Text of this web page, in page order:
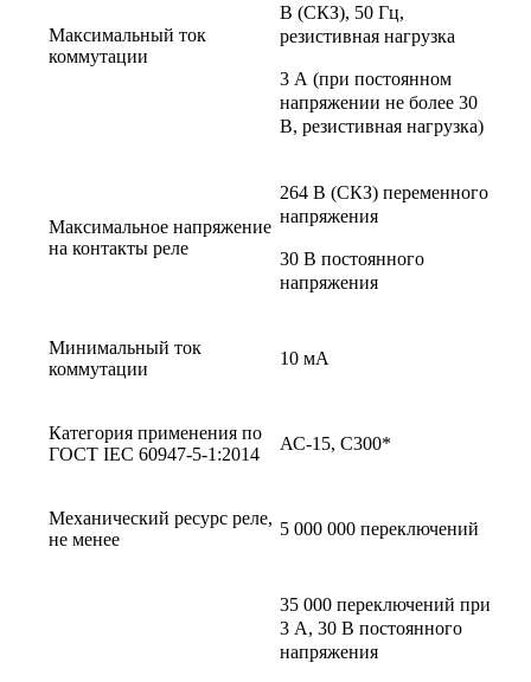
Максимальный ток
коммутации
В (СКЗ), 50 Гц,
резистивная нагрузка
3 А (при постоянном
напряжении не более 30
В, резистивная нагрузка)
Максимальное напряжение
на контакты реле
264 В (СКЗ) переменного
напряжения
30 В постоянного
напряжения
Минимальный ток
коммутации
10 мА
Категория применения по
ГОСТ IEC 60947-5-1:2014
АС-15, С300*
Механический ресурс реле,
не менее
5 000 000 переключений
35 000 переключений при
3 А, 30 В постоянного
напряжения